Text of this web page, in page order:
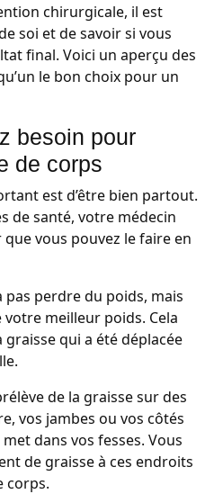
chirurgicale, il est
soi et de savoir si vous
final. Voici un aperçu des
le bon choix pour un
besoin pour
de corps
est d’être bien partout.
de santé, votre médecin
vous pouvez le faire en
pas perdre du poids, mais
meilleur poids. Cela
graisse qui a été déplacée
de la graisse sur des
vos jambes ou vos côtés
dans vos fesses. Vous
de graisse à ces endroits
corps.